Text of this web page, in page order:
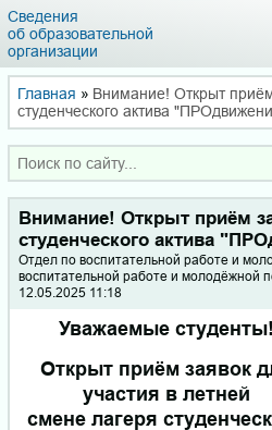
Сведения
об образовательной
организации
Главная » Внимание! Открыт
студенческого актива
Внимание! Открыт приём
студенческого актива
Отдел по воспитательной работе и
воспитательной работе и молодёжной
12.05.2025 11:18
Уважаемые студенты!
Открыт приём заявок
участия в летней
смене лагеря